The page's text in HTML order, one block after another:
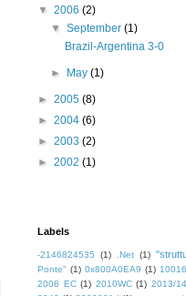
▼ 2006 (2)
▼September(1)
Brazil-Argentina 3-0
► May(1)
► 2005 (8)
► 2004 (6)
► 2003 (2)
► 2002 (1)
Labels
-2146824535 (1) .Net (1)
Ponte" (1) 0x800A0EA9 (1) 10016
2008 EC (1) 2010WC (1) 2013/14